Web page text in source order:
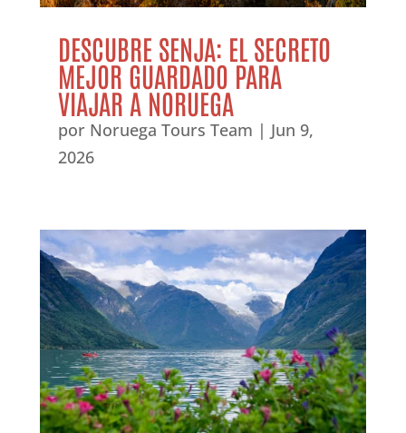
DESCUBRE SENJA: EL SECRETO
MEJOR GUARDADO PARA
VIAJAR A NORUEGA
por Noruega Tours Team | Jun 9,
2026